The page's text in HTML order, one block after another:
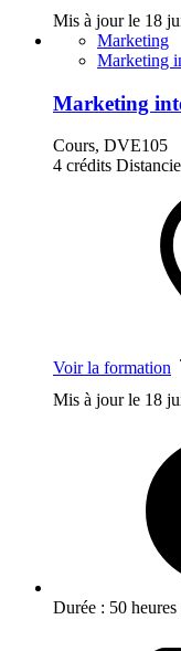
Mis à jour le 18
Marketing
Marketing
Marketing
Cours, DVE105
4 crédits
Voir la formation
Mis à jour le 18
Durée : 50